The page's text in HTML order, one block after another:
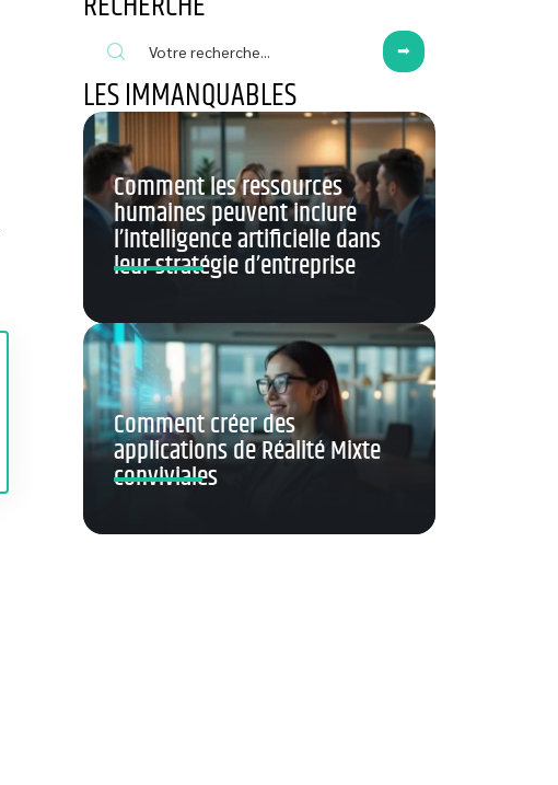
LES IMMANQUABLES
Comment les ressources
humaines peuvent inclure
l’intelligence artificielle dans
leur stratégie d’entreprise
Comment créer des
applications de Réalité Mixte
conviviales